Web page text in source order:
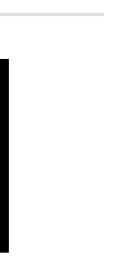
टीम में